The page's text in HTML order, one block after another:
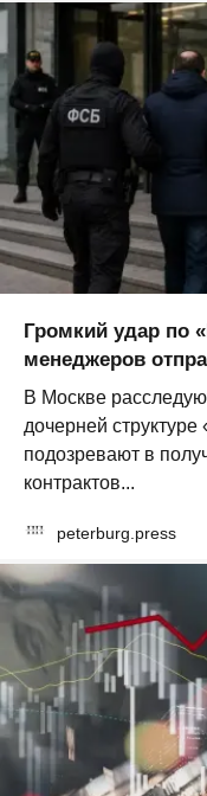
Громкий удар по
менеджеров
В Москве
дочерней
подозревают в
контрактов...
peterburg.press